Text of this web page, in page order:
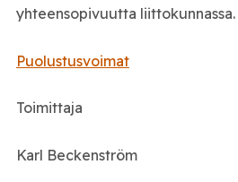
yhteensopivuutta liittokunnassa.
Puolustusvoimat
Toimittaja
Karl Beckenström